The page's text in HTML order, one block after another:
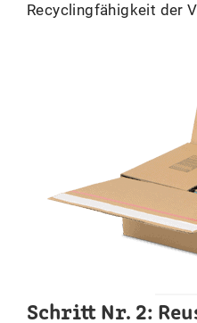
Recyclingfähigkeit der
Schritt Nr. 2: